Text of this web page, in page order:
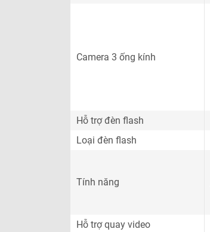
Camera 3 ống kính
Hỗ trợ đèn flash
Loại đèn flash
Tính năng
Hỗ trợ quay video